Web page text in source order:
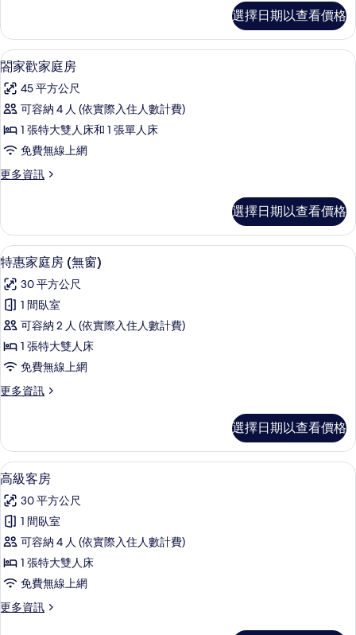
床
+語
音
客
控）
的
所
有
大
床
房
（漂
浮
床
音
客
的
選擇日期以查看價格
顯
示
閤
家
歡
家
庭
的
所
有
相
片
閤家歡家庭房 | 羽絨被、客房內保險
5
閤家歡家庭房
45 平方公尺
可容納 4 人 (依實際入住人數計費)
1 張特大雙人床和 1 張單人床
免費無線上網
更多資訊
更
歡
家
庭
的
詳
選擇日期以查看價格
顯
示
特
惠
家
庭
房
(無
的
所
有
相
片
特惠家庭房 (無窗) | 羽絨被、客房內
4
特惠家庭房 (無窗)
30 平方公尺
1 間臥室
可容納 2 人 (依實際入住人數計費)
1 張特大雙人床
免費無線上網
更多資訊
更
家
庭
房
窗)
的
情
選擇日期以查看價格
顯
示
高
級
客
房
的
所
高級客房 | 羽絨被、客房內保險箱、
4
高級客房
30 平方公尺
1 間臥室
可容納 4 人 (依實際入住人數計費)
1 張特大雙人床
免費無線上網
更多資訊
更